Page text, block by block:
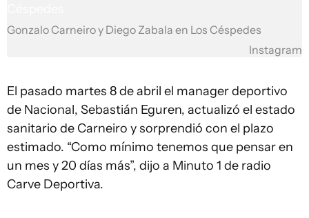
Gonzalo Carneiro y Diego Zabala en Los Céspedes
Instagram
El pasado martes 8 de abril el manager deportivo
de Nacional, Sebastián Eguren, actualizó el estado
sanitario de Carneiro y sorprendió con el plazo
estimado. “Como mínimo tenemos que pensar en
un mes y 20 días más”, dijo a Minuto 1 de radio
Carve Deportiva.